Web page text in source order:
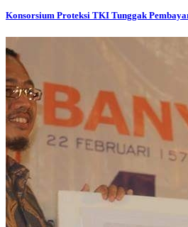
Konsorsium Proteksi TKI Tunggak